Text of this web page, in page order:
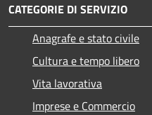
CATEGORIE DI SERVIZIO
Anagrafe e stato civile
Cultura e tempo libero
Vita lavorativa
Imprese e Commercio